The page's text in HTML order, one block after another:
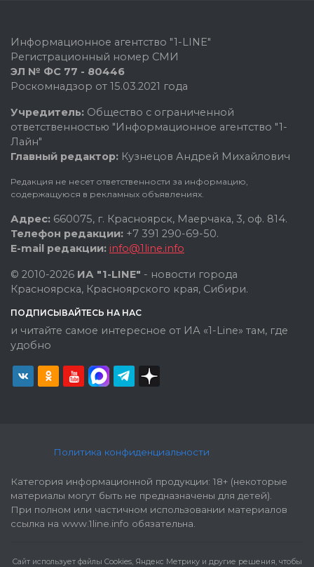
Информационное агентство "1-LINE"
Регистрационный номер СМИ
ЭЛ № ФС 77 - 80446
Роскомнадзор от 15.03.2021 года
Учредитель: Общество с ограниченной
ответственностью "Информационное агентство "1-
Лайн"
Главный редактор: Кузнецов Андрей Михайлович
Редакция не несет ответственности за информацию,
содержащуюся в рекламных объявлениях.
Адрес: 660075, г. Красноярск, Маерчака, 3, оф. 814.
Телефон редакции: +7 391 290-69-50.
E-mail редакции: info@1line.info
© 2010-2026 ИА "1-LINE" - новости города
Красноярска, Красноярского края, Сибири.
ПОДПИСЫВАЙТЕСЬ НА НАС
и читайте самое интересное от ИА «1-Line» там, где
удобно
Политика конфиденциальности
Категория информационной продукции: 18+ (некоторые
материалы могут быть не предназначены для детей).
При полном или частичном использовании материалов
ссылка на www.1line.info обязательна.
Cайт использует файлы Cookies, Яндекс Метрику и другие решения, чтобы